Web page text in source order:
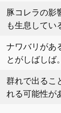
豚コレラの影
も生息してい
ナワバリがあ
とがしばしば
群れで出るこ
れる可能性が